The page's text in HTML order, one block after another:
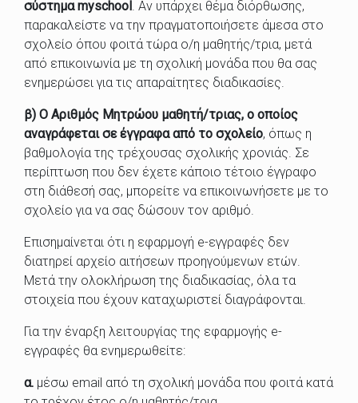
σύστημα myschool. Αν υπάρχει θέμα διόρθωσης,
παρακαλείστε να την πραγματοποιήσετε άμεσα στο
σχολείο όπου φοιτά τώρα ο/η μαθητής/τρια, μετά
από επικοινωνία με τη σχολική μονάδα που θα σας
ενημερώσει για τις απαραίτητες διαδικασίες.
β) Ο Αριθμός Μητρώου μαθητή/τριας, ο οποίος
αναγράφεται σε έγγραφα από το σχολείο, όπως η
βαθμολογία της τρέχουσας σχολικής χρονιάς. Σε
περίπτωση που δεν έχετε κάποιο τέτοιο έγγραφο
στη διάθεσή σας, μπορείτε να επικοινωνήσετε με το
σχολείο για να σας δώσουν τον αριθμό.
Επισημαίνεται ότι η εφαρμογή e-εγγραφές δεν
διατηρεί αρχείο αιτήσεων προηγούμενων ετών.
Μετά την ολοκλήρωση της διαδικασίας, όλα τα
στοιχεία που έχουν καταχωριστεί διαγράφονται.
Για την έναρξη λειτουργίας της εφαρμογής e-
εγγραφές θα ενημερωθείτε:
α. μέσω email από τη σχολική μονάδα που φοιτά κατά